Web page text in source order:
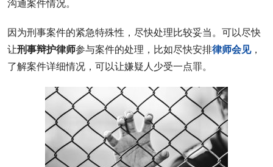
沟通案件情况。
因为刑事案件的紧急特殊性，尽快处理比较妥当。可以尽快
让刑事辩护律师参与案件的处理，比如尽快安排律师会见，
了解案件详细情况，可以让嫌疑人少受一点罪。